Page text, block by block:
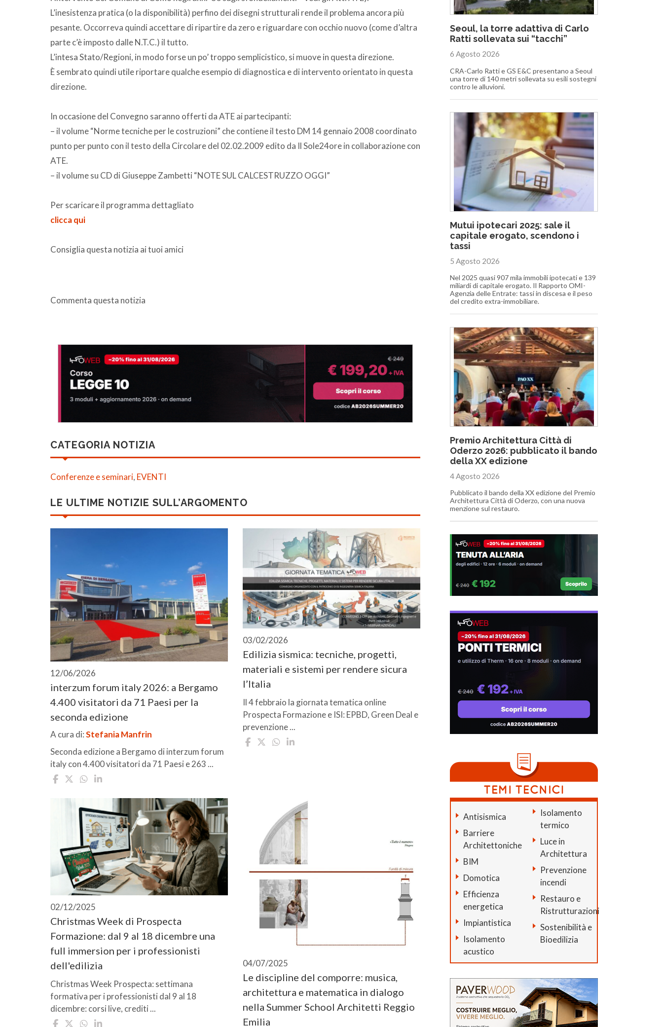
L’inesistenza pratica (o la disponibilità) perfino dei disegni strutturali rende il problema ancora più
pesante. Occorreva quindi accettare di ripartire da zero e riguardare con occhio nuovo (come d’altra
parte c’è imposto dalle N.T.C.) il tutto.
L’intesa Stato/Regioni, in modo forse un po’ troppo semplicistico, si muove in questa direzione.
È sembrato quindi utile riportare qualche esempio di diagnostica e di intervento orientato in questa
direzione.
In occasione del Convegno saranno offerti da ATE ai partecipanti:
– il volume “Norme tecniche per le costruzioni” che contiene il testo DM 14 gennaio 2008 coordinato
punto per punto con il testo della Circolare del 02.02.2009 edito da Il Sole24ore in collaborazione con
ATE.
– il volume su CD di Giuseppe Zambetti “NOTE SUL CALCESTRUZZO OGGI”
Per scaricare il programma dettagliato
clicca qui
Consiglia questa notizia ai tuoi amici
Commenta questa notizia
CATEGORIA NOTIZIA
Conferenze e seminari, EVENTI
LE ULTIME NOTIZIE SULL’ARGOMENTO
12/06/2026
interzum forum italy 2026: a Bergamo
4.400 visitatori da 71 Paesi per la
seconda edizione
A cura di:Stefania Manfrin
Seconda edizione a Bergamo di interzum forum
italy con 4.400 visitatori da 71 Paesi e 263 ...
03/02/2026
Edilizia sismica: tecniche, progetti,
materiali e sistemi per rendere sicura
l’Italia
Il 4 febbraio la giornata tematica online
Prospecta Formazione e ISI: EPBD, Green Deal e
prevenzione ...
02/12/2025
Christmas Week di Prospecta
Formazione: dal 9 al 18 dicembre una
full immersion per i professionisti
dell'edilizia
Christmas Week Prospecta: settimana
formativa per i professionisti dal 9 al 18
dicembre: corsi live, crediti ...
04/07/2025
Le discipline del comporre: musica,
architettura e matematica in dialogo
nella Summer School Architetti Reggio
Emilia
Seoul, la torre adattiva di Carlo
Ratti sollevata sui “tacchi”
6 Agosto 2026
CRA-Carlo Ratti e GS E&C presentano a Seoul
una torre di 140 metri sollevata su esili sostegni
contro le alluvioni.
Mutui ipotecari 2025: sale il
capitale erogato, scendono i
tassi
5 Agosto 2026
Nel 2025 quasi 907 mila immobili ipotecati e 139
miliardi di capitale erogato. Il Rapporto OMI-
Agenzia delle Entrate: tassi in discesa e il peso
del credito extra-immobiliare.
Premio Architettura Città di
Oderzo 2026: pubblicato il bando
della XX edizione
4 Agosto 2026
Pubblicato il bando della XX edizione del Premio
Architettura Città di Oderzo, con una nuova
menzione sul restauro.
Antisismica
Barriere
Architettoniche
BIM
Domotica
Efficienza
energetica
Impiantistica
Isolamento
acustico
Isolamento
termico
Luce in
Architettura
Prevenzione
incendi
Restauro e
Ristrutturazioni
Sostenibilità e
Bioedilizia